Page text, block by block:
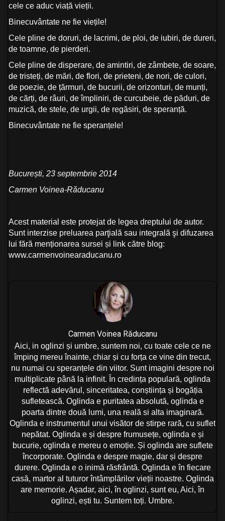
cele ce aduc viață vieții.
Binecuvântate ne fie viețile!
Cele pline de doruri, de lacrimi, de ploi, de iubiri, de dureri,
de toamne, de pierderi.
Cele pline de disperare, de amintiri, de zâmbete, de soare,
de tristeți, de mări, de flori, de prieteni, de nori, de culori,
de poezie, de țărmuri, de bucurii, de orizonturi, de munți,
de cărți, de râuri, de împliniri, de curcubeie, de păduri, de
muzică, de stele, de urgii, de regăsiri, de speranță.
Binecuvântate ne fie speranțele!
București, 23 septembrie 2014
Carmen Voinea-Răducanu
Acest material este protejat de legea dreptului de autor.
Sunt interzise preluarea parţială sau integrală şi difuzarea
lui fără menționarea sursei și link către blog:
www.carmenvoinearaducanu.ro
Carmen Voinea Răducanu
Aici, in oglinzi și umbre, suntem noi, cu toate cele ce ne
împing mereu înainte, chiar și cu forța ce vine din trecut,
nu numai cu speranțele din viitor. Sunt imagini despre noi
multiplicate până la infinit. În credința populară, oglinda
reflectă adevărul, sinceritatea, conștiința și bogăția
sufletească. Oglinda e puritatea absolută, oglinda e
poarta dintre două lumi, una reală si alta imaginară.
Oglinda e instrumentul unui visător de stirpe rară, cu suflet
nepătat. Oglinda e și despre frumusețe, oglinda e și
bucurie, oglinda e mereu o emoție. Și oglinda are suflete
încorporate. Oglinda e despre magie, dar și despre
durere. Oglinda e o inimă răsfrântă. Oglinda e în fiecare
casă, martor al tuturor întâmplărilor vieții noastre. Oglinda
are memorie. Așadar, aici, în oglinzi, sunt eu, Aici, în
oglinzi, ești tu. Suntem toți. Umbre.